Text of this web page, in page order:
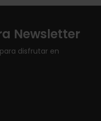
Newsletter
disfrutar en